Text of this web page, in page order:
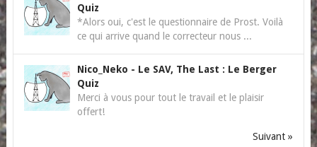
Quiz
*Alors oui, c'est le questionnaire de Prost. Voilà
ce qui arrive quand le correcteur nous ...
Nico_Neko - Le SAV, The Last : Le Berger
Quiz
Merci à vous pour tout le travail et le plaisir
offert!
Suivant »